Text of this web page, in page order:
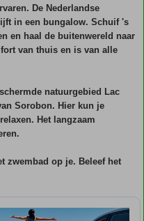
De Nederlandse
in een bungalow. Schuif 's
en haal de buitenwereld naar
van thuis en is van alle
natuurgebied Lac
Sorobon. Hier kun je
Het langzaam
zwembad op je. Beleef het